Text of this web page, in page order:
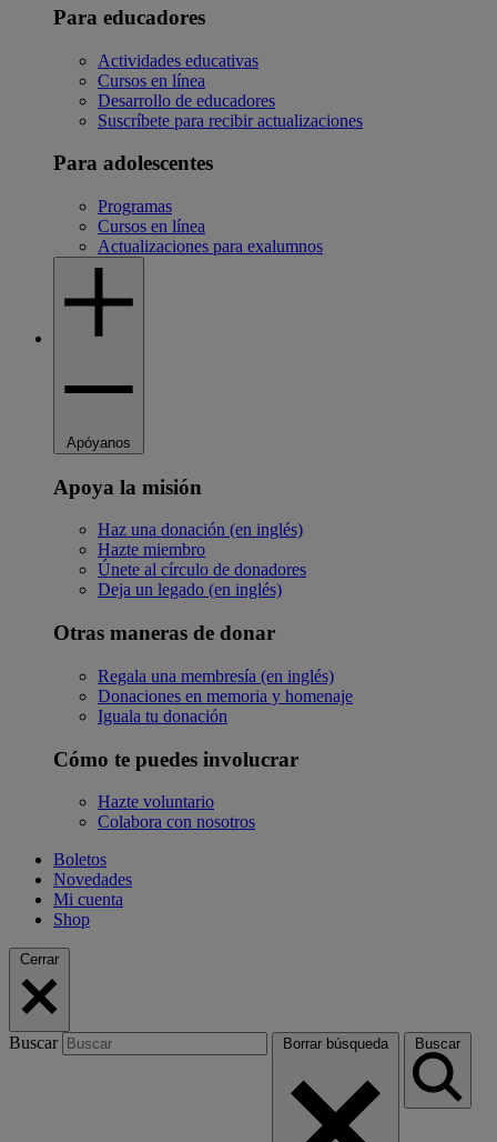
Para educadores
Actividades educativas
Cursos en línea
Desarrollo de educadores
Suscríbete para recibir actualizaciones
Para adolescentes
Programas
Cursos en línea
Actualizaciones para exalumnos
Apóyanos
Apoya la misión
Haz una donación (en inglés)
Hazte miembro
Únete al círculo de donadores
Deja un legado (en inglés)
Otras maneras de donar
Regala una membresía (en inglés)
Donaciones en memoria y homenaje
Iguala tu donación
Cómo te puedes involucrar
Hazte voluntario
Colabora con nosotros
Boletos
Novedades
Mi cuenta
Shop
Cerrar
Buscar Borrar búsqueda Buscar